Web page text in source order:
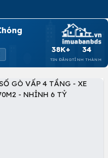
38K+
TIN ĐĂNG
34
TỈNH THÀNH